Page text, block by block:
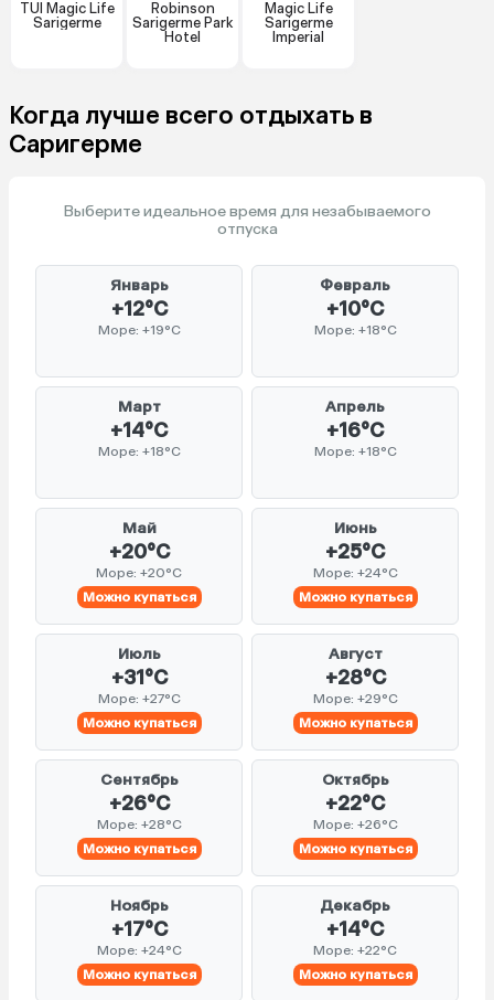
TUI Magic Life
Sarigerme
Robinson
Sarigerme Park
Hotel
Magic Life
Sarigerme
Imperial
Когда лучше всего отдыхать в
Саригерме
Выберите идеальное время для незабываемого
отпуска
Январь
+12°C
Море: +19°C
Февраль
+10°C
Море: +18°C
Март
+14°C
Море: +18°C
Апрель
+16°C
Море: +18°C
Май
+20°C
Море: +20°C
Можно купаться
Июнь
+25°C
Море: +24°C
Можно купаться
Июль
+31°C
Море: +27°C
Можно купаться
Август
+28°C
Море: +29°C
Можно купаться
Сентябрь
+26°C
Море: +28°C
Можно купаться
Октябрь
+22°C
Море: +26°C
Можно купаться
Ноябрь
+17°C
Море: +24°C
Можно купаться
Декабрь
+14°C
Море: +22°C
Можно купаться